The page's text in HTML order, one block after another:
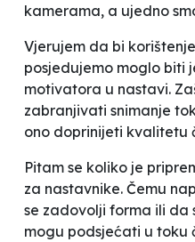
kamerama, a ujedno
Vjerujem da bi
posjedujemo moglo biti
motivatora u nastavi.
zabranjivati snimanje
ono doprinijeti kvalitetu
Pitam se koliko je
za nastavnike. Čemu
se zadovolji forma ili da
mogu podsjećati u toku